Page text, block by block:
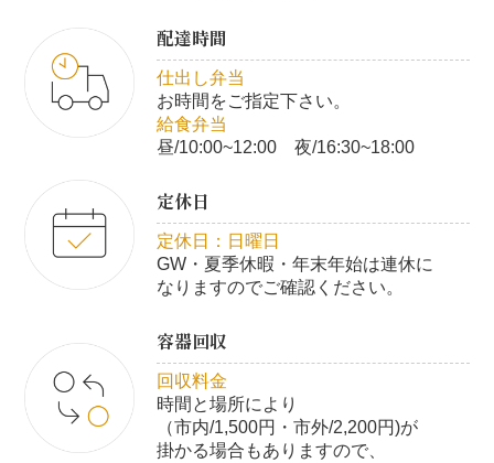
配達時間
仕出し弁当
お時間をご指定下さい。
給食弁当
昼/10:00~12:00 夜/16:30~18:00
定休日
定休日：日曜日
GW・夏季休暇・年末年始は連休に
なりますのでご確認ください。
容器回収
回収料金
時間と場所により
（市内/1,500円・市外/2,200円)が
掛かる場合もありますので、